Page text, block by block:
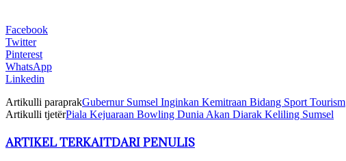
Facebook
Twitter
Pinterest
WhatsApp
Linkedin
Artikulli paraprakGubernur Sumsel Inginkan Kemitraan Bidang Sport Tourism
Artikulli tjetërPiala Kejuaraan Bowling Dunia Akan Diarak Keliling Sumsel
ARTIKEL TERKAITDARI PENULIS